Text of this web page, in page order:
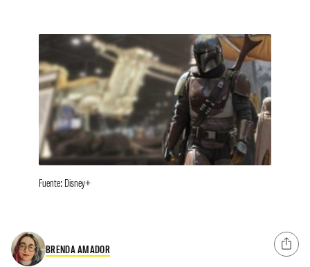
Fuente: Disney+
BRENDA AMADOR